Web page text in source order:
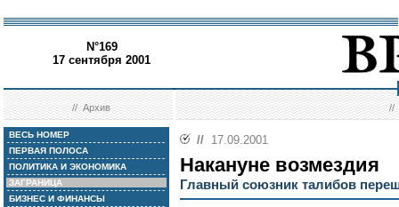
N°169
17 сентября 2001
//Архив //
ВЕСЬ НОМЕР
ПЕРВАЯ ПОЛОСА
ПОЛИТИКА И ЭКОНОМИКА
ЗАГРАНИЦА
БИЗНЕС И ФИНАНСЫ
// 17.09.2001
Накануне возмездия
Главный союзник талибов